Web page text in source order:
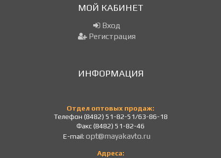
МОЙ КАБИНЕТ
Вход
Регистрация
ИНФОРМАЦИЯ
Отдел оптовых продаж:
Телефон (8482) 51-82-51/63-86-18
Факс (8482) 51-82-46
E-mail: opt@mayakavto.ru
Адреса: